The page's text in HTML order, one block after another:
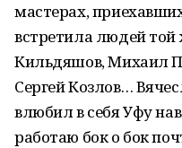
мастерах,
встретила людей
Кильдяшов, Михаил
Сергей Козлов…
влюбил в себя Уфу
работаю бок о бок